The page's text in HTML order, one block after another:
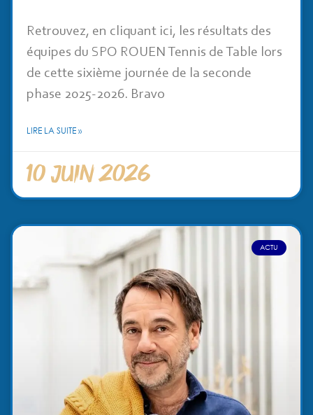
Retrouvez, en cliquant ici, les résultats des
équipes du SPO ROUEN Tennis de Table lors
de cette sixième journée de la seconde
phase 2025-2026. Bravo
LIRE LA SUITE »
10 juin 2026
ACTU